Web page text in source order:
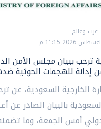
عرب وعالم
ترحب ببيان مجلس الأمن
إدانة للهجمات الحوثية
الخارجية السعودية، عن
بالبيان الصادر
أمس الجمعة، وما